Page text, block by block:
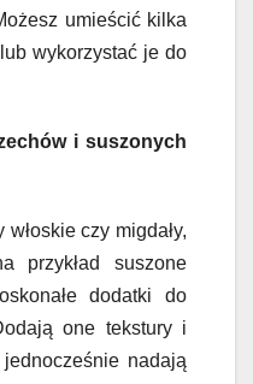
umieścić kilka
lub wykorzystać je do
i suszonych
czy migdały,
przykład suszone
dodatki do
one tekstury i
nadają